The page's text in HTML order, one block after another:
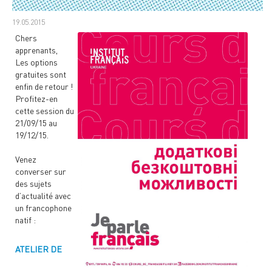
19.05.2015
Chers
apprenants,
Les options
gratuites sont
enfin de retour !
Profitez-en
cette session du
21/09/15 au
19/12/15.
Venez
converser sur
des sujets
d’actualité avec
un francophone
natif :
ATELIER DE